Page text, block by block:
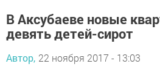
В Аксубаеве новые
девять детей-сирот
Автор, 22 ноября 2017 - 13:03